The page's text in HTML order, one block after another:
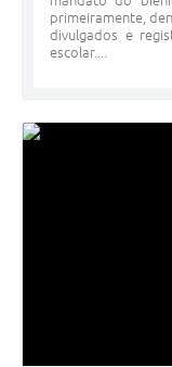
primeiramente,
divulgados e
escolar....